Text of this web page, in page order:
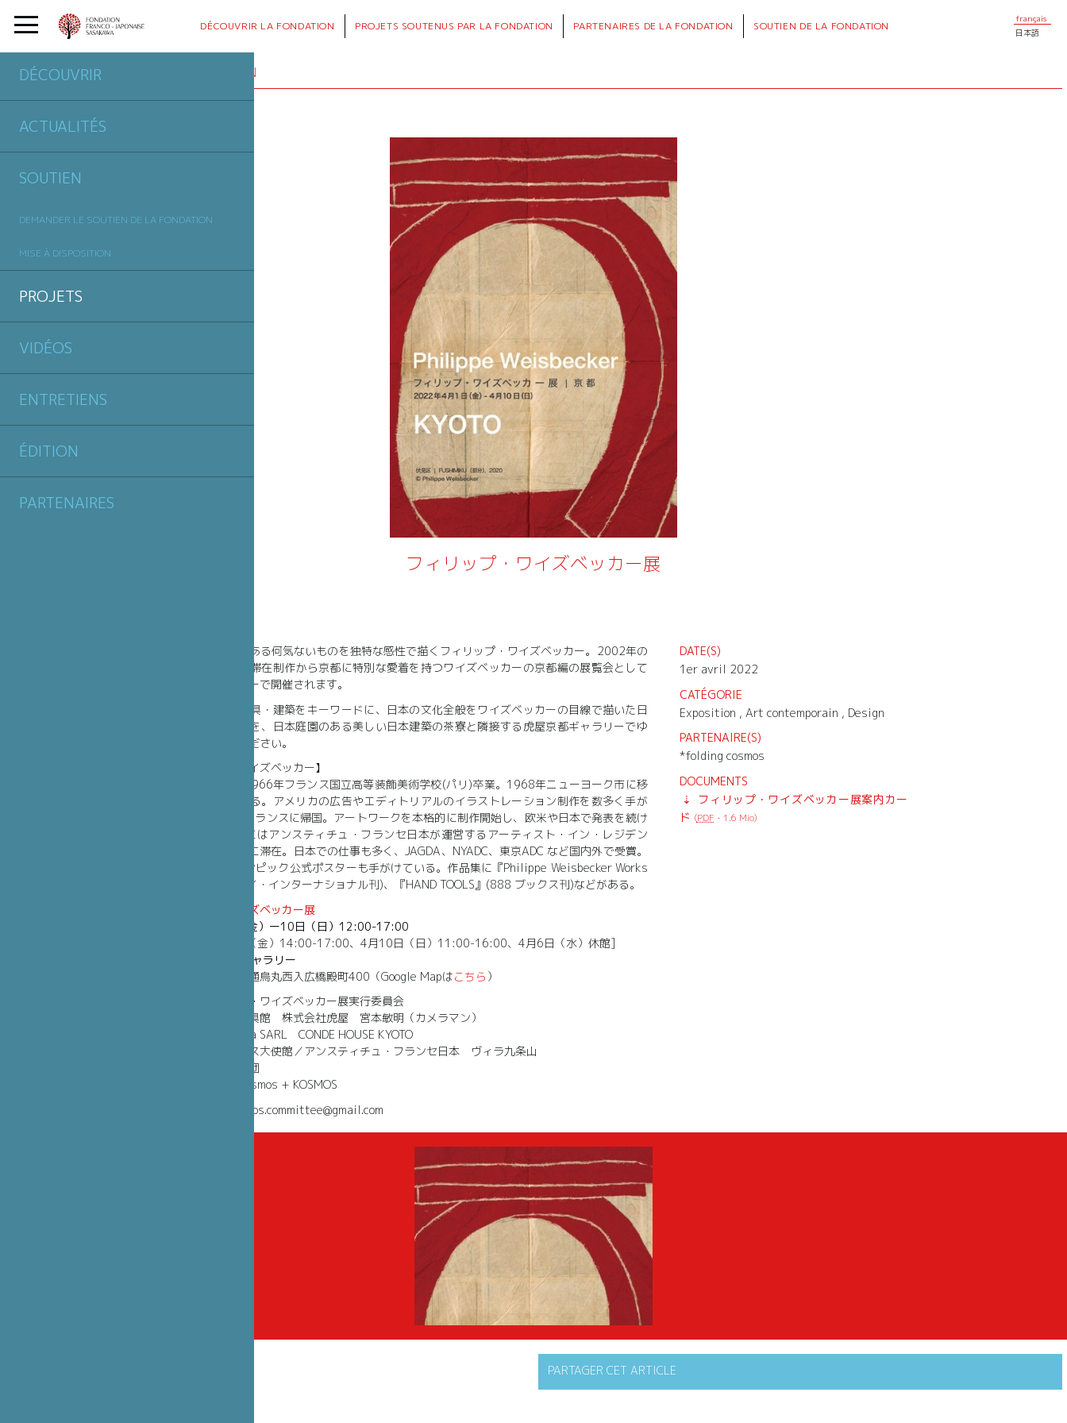
DÉCOUVRIR LA FONDATION PROJETS SOUTENUS PAR LA FONDATION PARTENAIRES DE LA FONDATION SOUTIEN DE LA FONDATION
français
日本語
DÉCOUVRIR
ACTUALITÉS
SOUTIEN
DEMANDER LE SOUTIEN DE LA FONDATION
MISE À DISPOSITION
PROJETS
VIDÉOS
ENTRETIENS
ÉDITION
PARTENAIRES
PROJETSSOUTENUS PAR LA FONDATION
フィリップ・ワイズベッカー展
日常の風景の中にある何気ないものを独特な感性で描くフィリップ・ワイズベッカー。2002年の
ヴィラ九条山での滞在制作から京都に特別な愛着を持つワイズベッカーの京都編の展覧会として
虎屋京都ギャラリーで開催されます。
特に日本の大工道具・建築をキーワードに、日本の文化全般をワイズベッカーの目線で描いた日
本のさまざまな姿を、日本庭園のある美しい日本建築の茶寮と隣接する虎屋京都ギャラリーでゆ
っくりとご堪能ください。
【フィリップ・ワイズベッカー】
1942年生まれ。1966年フランス国立高等装飾美術学校(パリ)卒業。1968年ニューヨーク市に移
住し、活動を始める。アメリカの広告やエディトリアルのイラストレーション制作を数多く手が
けた後、2006年フランスに帰国。アートワークを本格的に制作開始し、欧米や日本で発表を続け
ている。2002年にはアンスティチュ・フランセ日本が運営するアーティスト・イン・レジデン
ス、ヴィラ九条山に滞在。日本での仕事も多く、JAGDA、NYADC、東京ADC など国内外で受賞。
2020年東京オリンピック公式ポスターも手がけている。作品集に『Philippe Weisbecker Works
in Progress』(パイ・インターナショナル刊)、『HAND TOOLS』(888 ブックス刊)などがある。
フィリップ・ワイズベッカー展
2022年4月1日（金）ー10日（日）12:00-17:00
[ただし、4月1日（金）14:00-17:00、4月10日（日）11:00-16:00、4月6日（水）休館]
会場 虎屋 京都ギャラリー
京都市上京区一条通烏丸西入広橋殿町400（Google Mapはこちら ）
フィリップ・ワイズベッカー展実行委員会
竹中大工道具館 株式会社虎屋 宮本敏明（カメラマン）
Bureau Kida SARL CONDE HOUSE KYOTO
在日フランス大使館／アンスティチュ・フランセ日本 ヴィラ九条山
笹川日仏財団
*folding cosmos + KOSMOS
問い合わせ kosmos.committee@gmail.com
DATE(S)
1er avril 2022
CATÉGORIE
Exposition , Art contemporain , Design
PARTENAIRE(S)
*folding cosmos
DOCUMENTS
フィリップ・ワイズベッカー展案内カー
ド (PDF - 1.6 Mio)
PARTAGER CET ARTICLE